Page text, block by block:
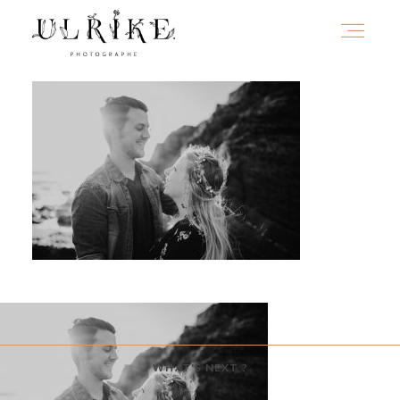
WHAT'S NEXT ?
HOME
A PROPOS
PORTFOLIO
INFOS
JOURNAL